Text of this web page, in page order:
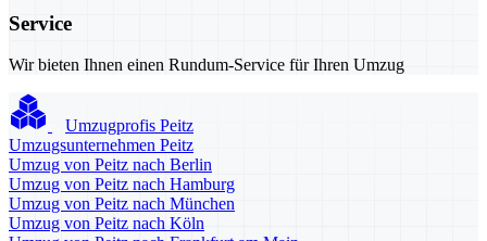
Service
Wir bieten Ihnen einen Rundum-Service für Ihren Umzug
Umzugprofis Peitz
Umzugsunternehmen Peitz
Umzug von Peitz nach Berlin
Umzug von Peitz nach Hamburg
Umzug von Peitz nach München
Umzug von Peitz nach Köln